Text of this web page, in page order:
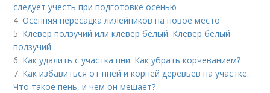
следует учесть при подготовке осенью
4.Осенняя пересадка лилейников на новое место
5. Клевер ползучий или клевер белый. Клевер белый
ползучий
6. Как удалить с участка пни. Как убрать корчеванием?
7. Как избавиться от пней и корней деревьев на участке..
Что такое пень, и чем он мешает?